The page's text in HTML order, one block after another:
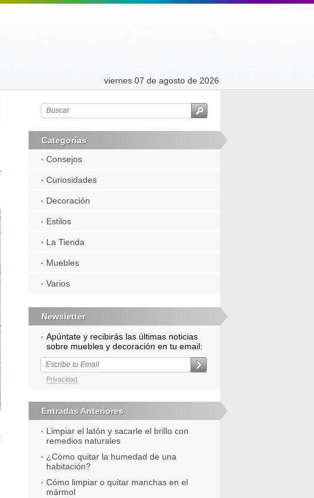
viernes 07 de agosto de 2026
Categorías
Consejos
Curiosidades
Decoración
Estilos
La Tienda
Muebles
Varios
Newsletter
Apúntate y recibirás las últimas noticias
sobre muebles y decoración en tu email:
Privacidad
Entradas Anteriores
Limpiar el latón y sacarle el brillo con
remedios naturales
¿Cómo quitar la humedad de una
habitación?
Cómo limpiar o quitar manchas en el
mármol